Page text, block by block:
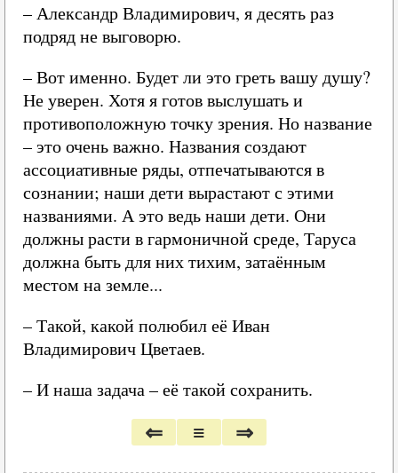
– Александр Владимирович, я десять раз
подряд не выговорю.
– Вот именно. Будет ли это греть вашу душу?
Не уверен. Хотя я готов выслушать и
противоположную точку зрения. Но название
– это очень важно. Названия создают
ассоциативные ряды, отпечатываются в
сознании; наши дети вырастают с этими
названиями. А это ведь наши дети. Они
должны расти в гармоничной среде, Таруса
должна быть для них тихим, затаённым
местом на земле...
– Такой, какой полюбил её Иван
Владимирович Цветаев.
– И наша задача – её такой сохранить.
⇐ ≡ ⇒